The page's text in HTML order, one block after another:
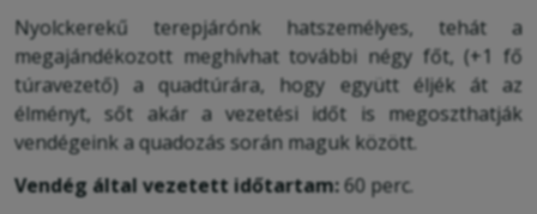
Nyolckerekű terepjárónk hatszemélyes, tehát a
megajándékozott meghívhat további négy főt, (+1 fő
túravezető) a quadtúrára, hogy együtt éljék át az
élményt, sőt akár a vezetési időt is megoszthatják
vendégeink a quadozás során maguk között.
Vendég által vezetett időtartam:60 perc.